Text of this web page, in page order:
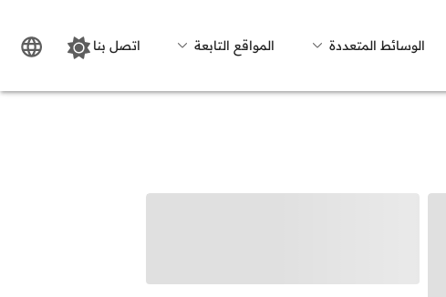
الوسائط المتعددة المواقع التابعة اتصل بنا